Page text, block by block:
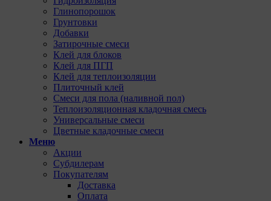
Глинопорошок
Грунтовки
Добавки
Затирочные смеси
Клей для блоков
Клей для ПГП
Клей для теплоизоляции
Плиточный клей
Смеси для пола (наливной пол)
Теплоизоляционная кладочная смесь
Универсальные смеси
Цветные кладочные смеси
Меню
Акции
Субдилерам
Покупателям
Доставка
Оплата